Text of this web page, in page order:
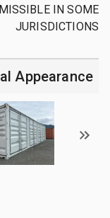
IN SOME
JURISDICTIONS
Appearance